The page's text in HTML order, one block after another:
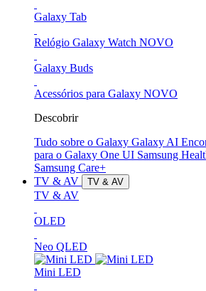
Galaxy Tab
Relógio Galaxy Watch NOVO
Galaxy Buds
Acessórios para Galaxy NOVO
Descobrir
Tudo sobre o Galaxy Galaxy AI
para o Galaxy One UI Samsung
Samsung Care+
TV & AV
TV & AV
TV & AV
OLED
Neo QLED
Mini LED